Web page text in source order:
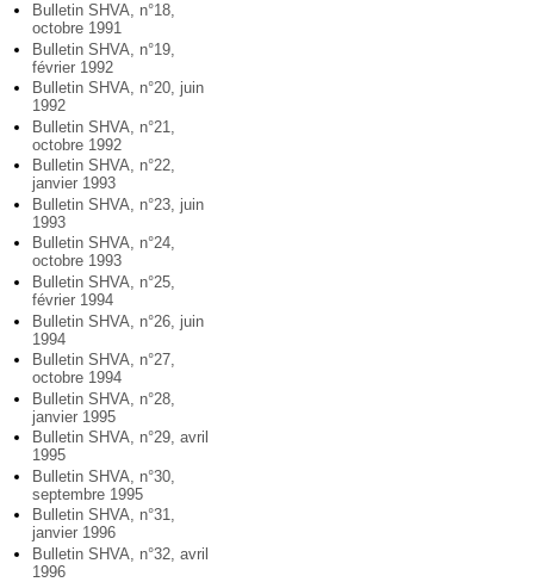
Bulletin SHVA, n°18,
octobre 1991
Bulletin SHVA, n°19,
février 1992
Bulletin SHVA, n°20, juin
1992
Bulletin SHVA, n°21,
octobre 1992
Bulletin SHVA, n°22,
janvier 1993
Bulletin SHVA, n°23, juin
1993
Bulletin SHVA, n°24,
octobre 1993
Bulletin SHVA, n°25,
février 1994
Bulletin SHVA, n°26, juin
1994
Bulletin SHVA, n°27,
octobre 1994
Bulletin SHVA, n°28,
janvier 1995
Bulletin SHVA, n°29, avril
1995
Bulletin SHVA, n°30,
septembre 1995
Bulletin SHVA, n°31,
janvier 1996
Bulletin SHVA, n°32, avril
1996